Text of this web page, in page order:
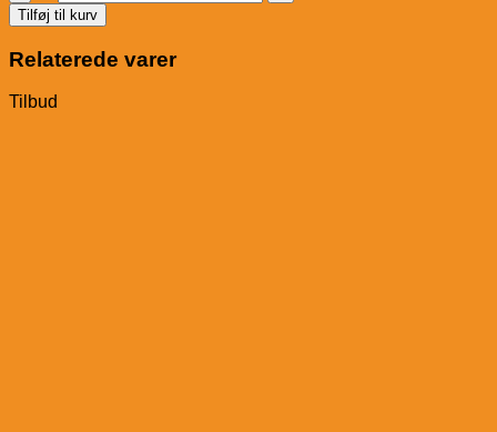
Treats
Meadow
Herb
antal
Tilføj til kurv
Relaterede varer
Tilbud